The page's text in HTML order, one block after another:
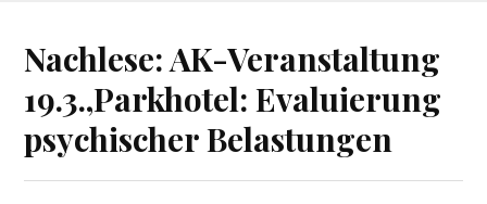
Nachlese: AK-Veranstaltung
19.3.,Parkhotel: Evaluierung
psychischer Belastungen